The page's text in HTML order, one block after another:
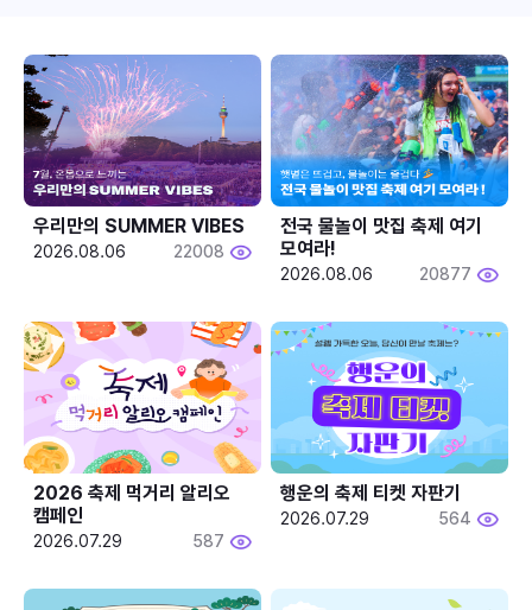
우리만의 SUMMER VIBES
2026.08.06 22008
전국 물놀이 맛집 축제 여기
모여라!
2026.08.06 20877
2026 축제 먹거리 알리오
캠페인
2026.07.29 587
행운의 축제 티켓 자판기
2026.07.29 564